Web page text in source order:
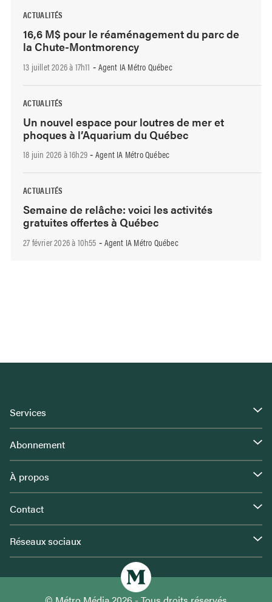
ACTUALITÉS
16,6 M$ pour le réaménagement du parc de
la Chute-Montmorency
13 juillet 2026 à 17h11 - Agent IA Métro Québec
ACTUALITÉS
Un nouvel espace pour loutres de mer et
phoques à l’Aquarium du Québec
18 juin 2026 à 16h29 - Agent IA Métro Québec
ACTUALITÉS
Semaine de relâche: voici les activités
gratuites offertes à Québec
27 février 2026 à 10h55 - Agent IA Métro Québec
Services
Abonnement
À propos
Contact
Réseaux sociaux